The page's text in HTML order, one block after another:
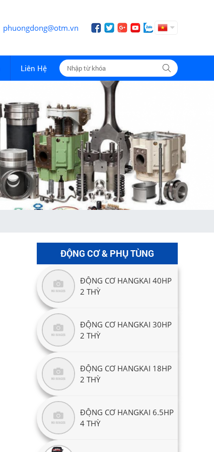
phuongdong@otm.vn
Liên Hệ
ĐỘNG CƠ & PHỤ TÙNG
ĐỘNG CƠ HANGKAI 40HP
2 THỲ
ĐỘNG CƠ HANGKAI 30HP
2 THỲ
ĐỘNG CƠ HANGKAI 18HP
2 THỲ
ĐỘNG CƠ HANGKAI 6.5HP
4 THỲ